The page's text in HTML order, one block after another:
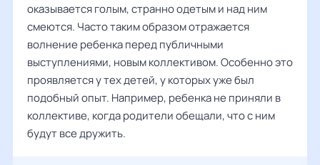
оказывается голым, странно одетым и над ним
смеются. Часто таким образом отражается
волнение ребенка перед публичными
выступлениями, новым коллективом. Особенно это
проявляется у тех детей, у которых уже был
подобный опыт. Например, ребенка не приняли в
коллективе, когда родители обещали, что с ним
будут все дружить.